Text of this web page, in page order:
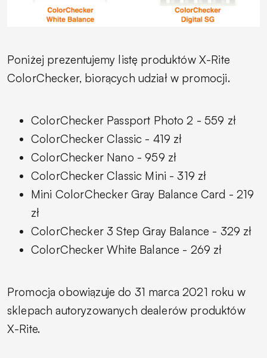
Poniżej prezentujemy listę produktów X-Rite
ColorChecker, biorących udział w promocji.
ColorChecker Passport Photo 2 - 559 zł
ColorChecker Classic - 419 zł
ColorChecker Nano - 959 zł
ColorChecker Classic Mini - 319 zł
Mini ColorChecker Gray Balance Card - 219
zł
ColorChecker 3 Step Gray Balance - 329 zł
ColorChecker White Balance - 269 zł
Promocja obowiązuje do 31 marca 2021 roku w
sklepach autoryzowanych dealerów produktów
X-Rite.